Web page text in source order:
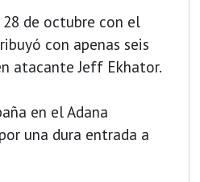
de octubre con el
con apenas seis
atacante Jeff Ekhator.
en el Adana
una dura entrada a